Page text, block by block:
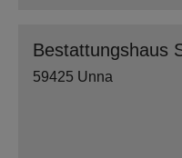
Bestattungshaus
59425 Unna